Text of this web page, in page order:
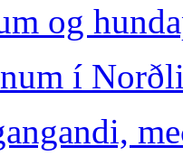
og
í